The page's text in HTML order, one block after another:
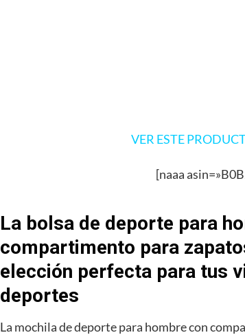
VER ESTE
[naaa
La bolsa de deporte para
compartimento para
elección perfecta para tus
deportes
La mochila de deporte para hombre con